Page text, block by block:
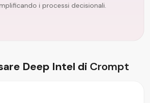
i processi decisionali.
Deep Intel di Crompt